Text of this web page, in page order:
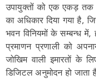
उपायुक्तों को एक एकड़
का अधिकार दिया गया है,
भवन विनियमों के सम्बन्ध में,
प्रमाणन प्रणाली को
जोखिम वाली इमारतों के
डिजिटल अनुमोदन हो जाता